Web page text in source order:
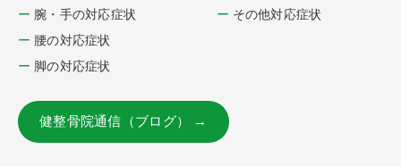
腕・手の対応症状
腰の対応症状
脚の対応症状
その他対応症状
健整骨院通信（ブログ） →